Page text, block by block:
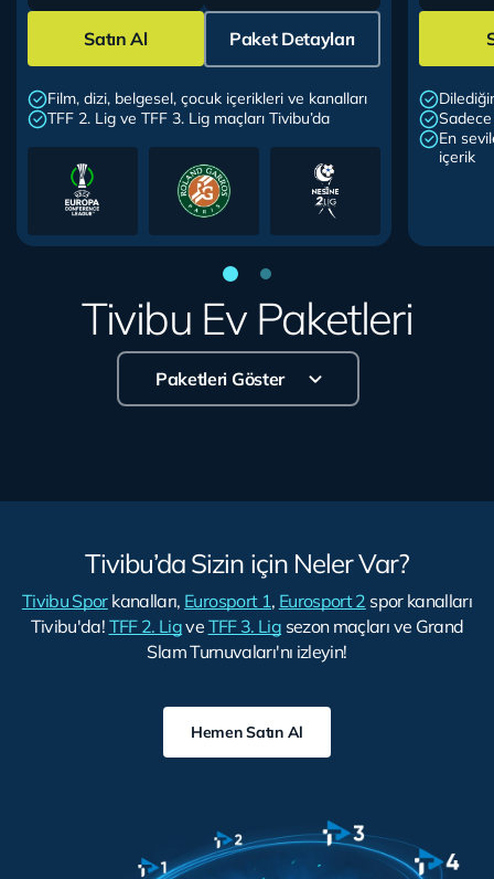
Satın Al Paket Detayları
Film, dizi, belgesel, çocuk içerikleri ve kanalları
TFF 2. Lig ve TFF 3. Lig maçları Tivibu’da
En
içerik
Tivibu Ev Paketleri
Paketleri Göster
Tivibu’da Sizin için Neler Var?
Tivibu Sporkanalları, Eurosport 1, Eurosport 2 spor kanalları
Tivibu'da! TFF 2. Ligve TFF 3. Lig sezon maçları ve Grand
Slam Turnuvaları'nı izleyin!
Hemen Satın Al